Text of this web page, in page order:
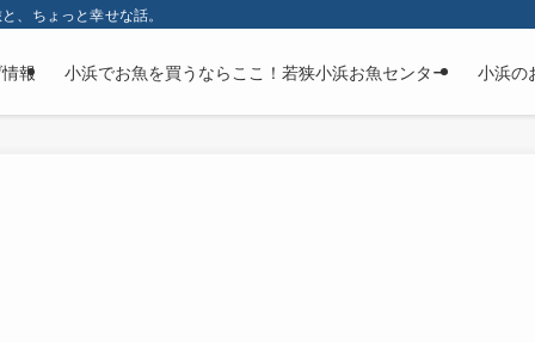
、ちょっと幸せな話。
報 小浜でお魚を買うならここ！若狭小浜お魚センター 小浜の